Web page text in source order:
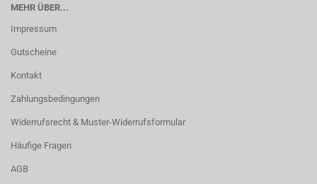
MEHR ÜBER...
Impressum
Gutscheine
Kontakt
Zahlungsbedingungen
Widerrufsrecht & Muster-Widerrufsformular
Häufige Fragen
AGB